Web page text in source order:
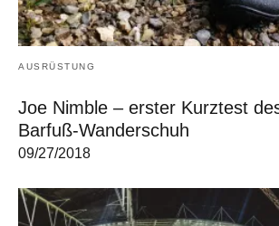
AUSRÜSTUNG
Joe Nimble – erster Kurztest
Barfuß-Wanderschuh
09/27/2018